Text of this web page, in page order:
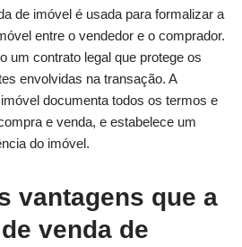
de imóvel é usada para formalizar a
entre o vendedor e o comprador.
um contrato legal que protege os
envolvidas na transação. A
documenta todos os termos e
e venda, e estabelece um
do imóvel.
vantagens que a
venda de